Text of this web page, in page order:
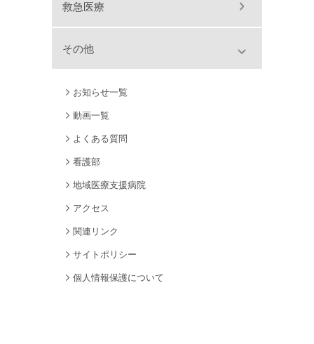
救急医療
その他
お知らせ一覧
動画一覧
よくある質問
看護部
地域医療支援病院
アクセス
関連リンク
サイトポリシー
個人情報保護について